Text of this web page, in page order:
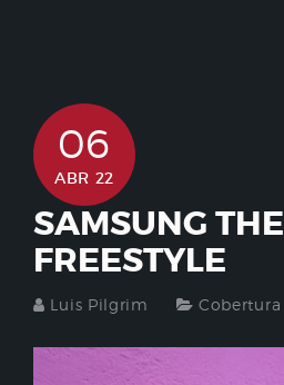
06
ABR 22
SAMSUNG THE
FREESTYLE
Luis Pilgrim Cobertura